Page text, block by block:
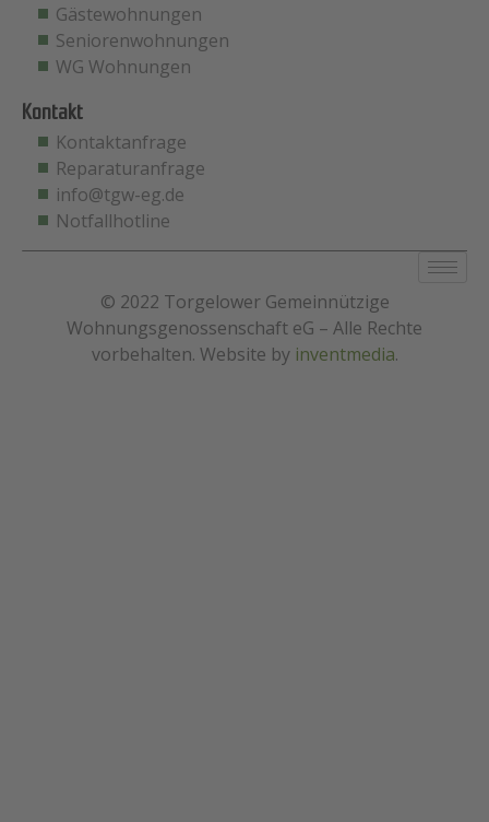
Gästewohnungen
Seniorenwohnungen
WG Wohnungen
Kontakt
Kontaktanfrage
Reparaturanfrage
info@tgw-eg.de
Notfallhotline
© 2022 Torgelower Gemeinnützige
Wohnungsgenossenschaft eG – Alle Rechte
vorbehalten. Website by inventmedia.